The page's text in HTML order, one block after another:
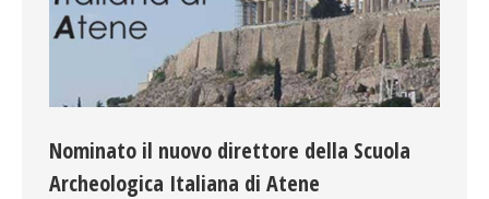
Nominato il nuovo direttore della Scuola
Archeologica Italiana di Atene